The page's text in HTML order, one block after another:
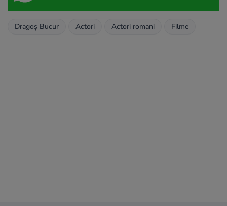
Dragoş Bucur Actori Actori romani Filme